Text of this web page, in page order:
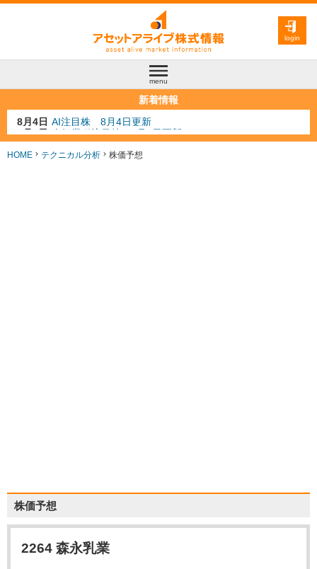
login
menu
新着情報
8月3日 人気業種注目株 8月3日更新
8月2日 金融注目株 8月2日更新
7月29日 日経225シグナル点灯
HOME テクニカル分析 株価予想
株価予想
2264 森永乳業